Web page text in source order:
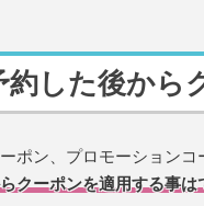
約した後から
ポン、プロモーションコ
クーポンを適用する事は